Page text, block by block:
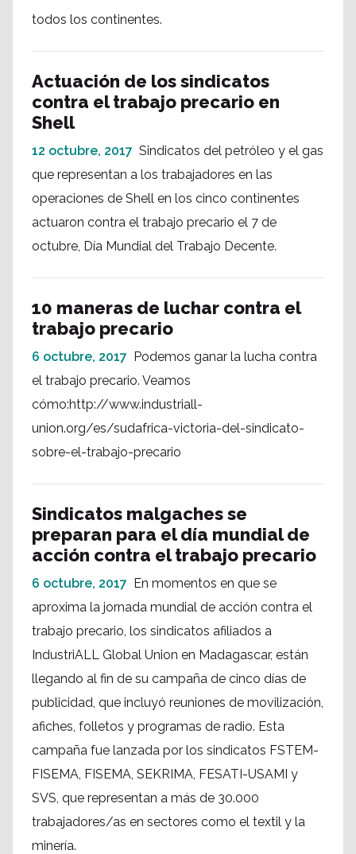
todos los continentes.
Actuación de los sindicatos
contra el trabajo precario en
Shell
12 octubre, 2017 Sindicatos del petróleo y el gas
que representan a los trabajadores en las
operaciones de Shell en los cinco continentes
actuaron contra el trabajo precario el 7 de
octubre, Día Mundial del Trabajo Decente.
10 maneras de luchar contra el
trabajo precario
6 octubre, 2017 Podemos ganar la lucha contra
el trabajo precario. Veamos
cómo:http://www.industriall-
union.org/es/sudafrica-victoria-del-sindicato-
sobre-el-trabajo-precario
Sindicatos malgaches se
preparan para el día mundial de
acción contra el trabajo precario
6 octubre, 2017 En momentos en que se
aproxima la jornada mundial de acción contra el
trabajo precario, los sindicatos afiliados a
IndustriALL Global Union en Madagascar, están
llegando al fin de su campaña de cinco días de
publicidad, que incluyó reuniones de movilización,
afiches, folletos y programas de radio. Esta
campaña fue lanzada por los sindicatos FSTEM-
FISEMA, FISEMA, SEKRIMA, FESATI-USAMI y
SVS, que representan a más de 30.000
trabajadores/as en sectores como el textil y la
minería.